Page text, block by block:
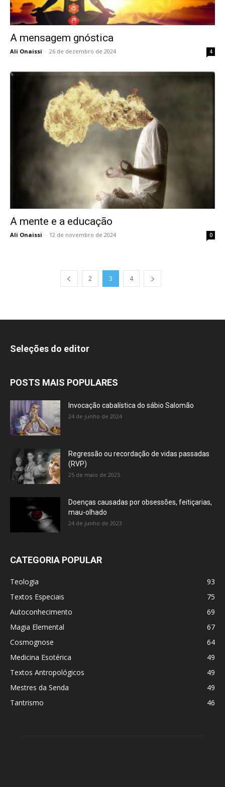
A mensagem gnóstica
Ali Onaissi - 26 de dezembro de 2024 4
A mente e a educação
Ali Onaissi - 12 de novembro de 2024 0
2 3 4
Seleções do editor
POSTS MAIS POPULARES
Invocação cabalística do sábio Salomão
24 de junho de 2024
Regressão ou recordação de vidas passadas
(RVP)
25 de maio de 2025
Doenças causadas por obsessões, feitiçarias,
mau-olhado
24 de junho de 2023
CATEGORIA POPULAR
Teologia
93
Textos Especiais
75
Autoconhecimento
69
Magia Elemental
67
Cosmognose
64
Medicina Esotérica
49
Textos Antropológicos
49
Mestres da Senda
49
Tantrismo
46